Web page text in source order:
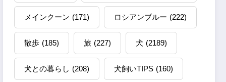
メインクーン (171) ロシアンブルー (222)
散歩 (185) 旅 (227) 犬 (2189)
犬との暮らし (208) 犬飼いTIPS (160)